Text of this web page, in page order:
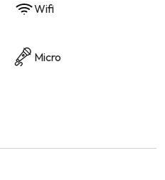
Wifi
Micro